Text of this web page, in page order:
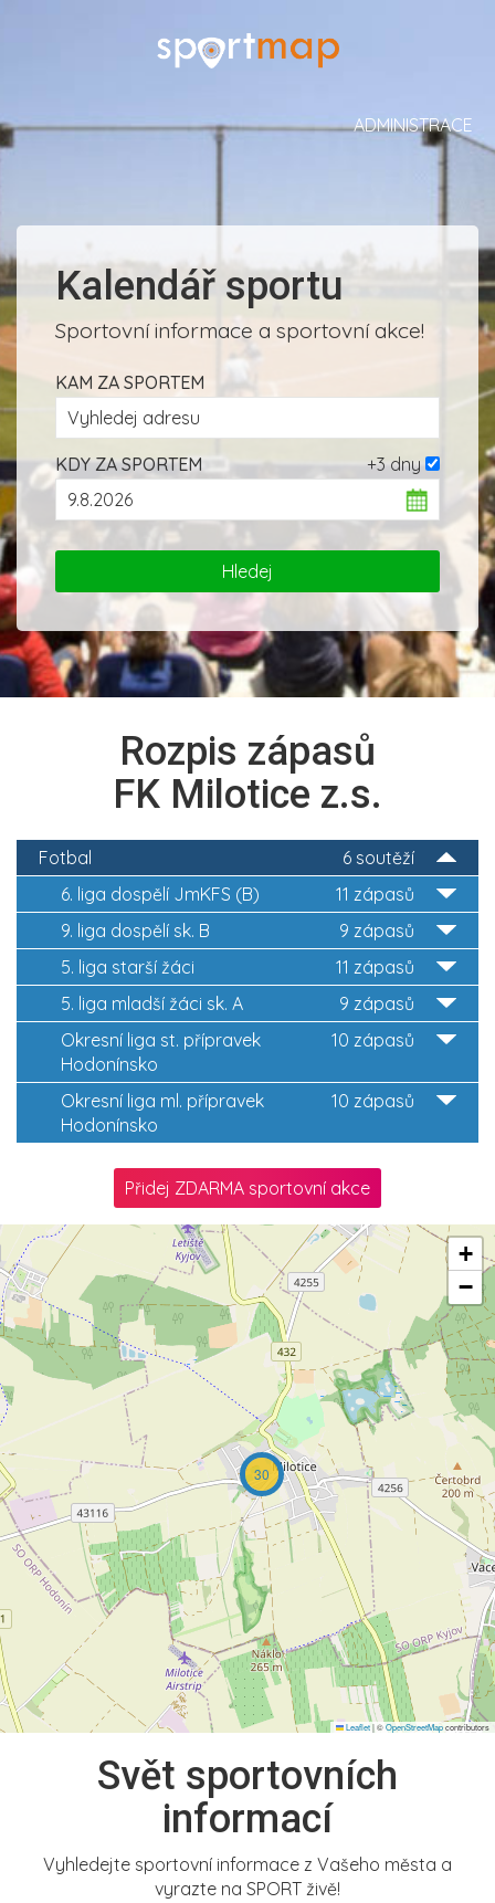
ADMINISTRACE
Kalendář sportu
Sportovní informace a sportovní akce!
KAM ZA SPORTEM
+3 dny
KDY ZA SPORTEM
Rozpis zápasů
FK Milotice z.s.
6 soutěží
Fotbal
11 zápasů
6. liga dospělí JmKFS (B)
9 zápasů
9. liga dospělí sk. B
11 zápasů
5. liga starší žáci
9 zápasů
5. liga mladší žáci sk. A
10 zápasů
Okresní liga st. přípravek
Hodonínsko
10 zápasů
Okresní liga ml. přípravek
Hodonínsko
Přidej ZDARMA sportovní akce
30
+
−
Leaflet|©OpenStreetMapcontributors
Svět sportovních
informací
Vyhledejte sportovní informace z Vašeho města a
vyrazte na SPORT živě!